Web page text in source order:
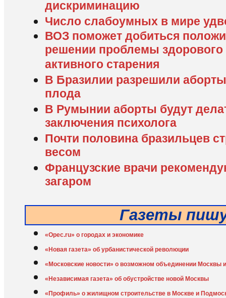
дискриминацию
Число слабоумных в мире
ВОЗ поможет добиться
решении проблемы здорового
активного старения
В Бразилии разрешили аборты
плода
В Румынии аборты будут
заключения психолога
Почти половина бразильцев
весом
Французские врачи
загаром
Газеты
«Opec.ru» о городах и экономике
«Новая газета» об урбанистической революции
«Московские новости» о возможном объединении Москвы
«Независимая газета» об обустройстве новой Москвы
«Профиль» о жилищном строительстве в Москве и